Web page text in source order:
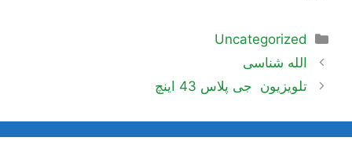
دسته‌ها
Uncategorized
ناوبری
نوشته‌ها
الله‌ شناسی
تلویزیون جی پلاس 43 اینچ